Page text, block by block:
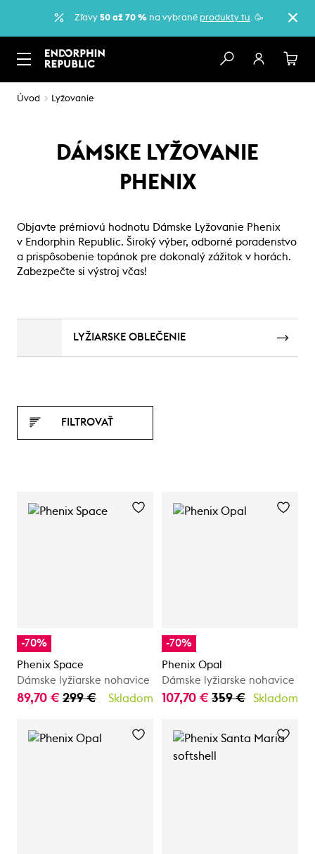
Zľavy 50 až 70 %na vybrané produkty tu. 🥳
Úvod Lyžovanie
DÁMSKE LYŽOVANIE
PHENIX
Objavte prémiovú hodnotu Dámske Lyžovanie Phenix
v Endorphin Republic. Široký výber, odborné poradenstvo
a prispôsobenie topánok pre dokonalý zážitok v horách.
Zabezpečte si výstroj včas!
LYŽIARSKE OBLEČENIE
FILTROVAŤ
-70%
Phenix Space
Dámske lyžiarske nohavice
89,70 € 299 € Skladom
-70%
Phenix Opal
Dámske lyžiarske nohavice
107,70 € 359 € Skladom